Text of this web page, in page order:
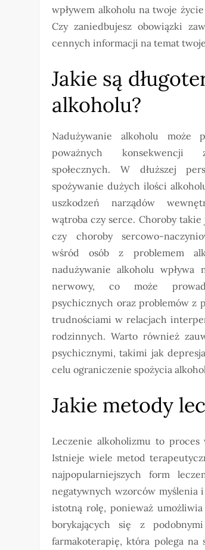
wpływem alkoholu na twoje
Czy zaniedbujesz obowiązki
cennych informacji na temat
Jakie są
alkoholu?
Nadużywanie alkoholu może
poważnych konsekwencji
społecznych. W dłuższej
spożywanie dużych ilości
uszkodzeń narządów
wątroba czy serce. Choroby
czy choroby sercowo-
wśród osób z problemem
nadużywanie alkoholu wpływa
nerwowy, co może
psychicznych oraz problemów z
trudnościami w relacjach
rodzinnych. Warto również
psychicznymi, takimi jak
celu ograniczenie spożycia
Jakie metody
Leczenie alkoholizmu to
Istnieje wiele metod
najpopularniejszych form
negatywnych wzorców myślenia
istotną rolę, ponieważ
borykających się z
farmakoterapię, która polega na